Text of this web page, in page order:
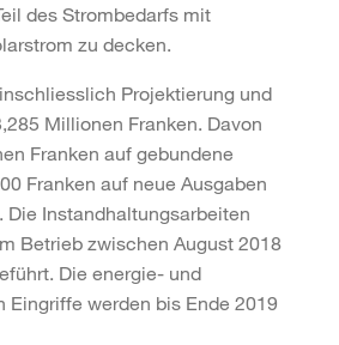
des Strombedarfs mit
zu decken.
Projektierung und
Millionen Franken. Davon
Franken auf gebundene
Franken auf neue Ausgaben
Die Instandhaltungsarbeiten
Betrieb zwischen August 2018
Die energie- und
werden bis Ende 2019